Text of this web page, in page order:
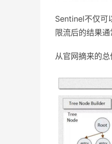
Sentinel不仅可
限流后的结果
从官网摘来的总